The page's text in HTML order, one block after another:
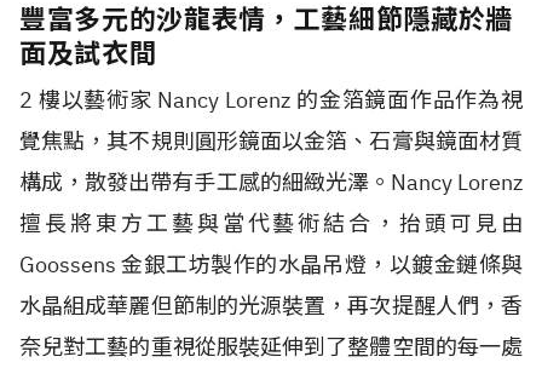
豐富多元的沙龍表情，工藝細節隱藏於牆
面及試衣間
2 樓以藝術家 Nancy Lorenz 的金箔鏡面作品作為視
覺焦點，其不規則圓形鏡面以金箔、石膏與鏡面材質
構成，散發出帶有手工感的細緻光澤。Nancy Lorenz
擅長將東方工藝與當代藝術結合，抬頭可見由
Goossens 金銀工坊製作的水晶吊燈，以鍍金鏈條與
水晶組成華麗但節制的光源裝置，再次提醒人們，香
奈兒對工藝的重視從服裝延伸到了整體空間的每一處